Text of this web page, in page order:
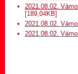
Hirdetmény
bérletére
Települési
2021.08.02.
[189,04KB]
2021.08.02.
2021.08.02.